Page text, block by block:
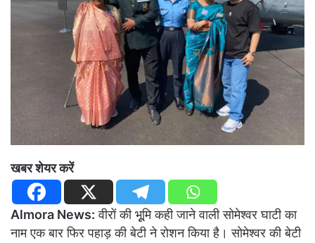
खबर शेयर करें
Almora News: वीरों की भूूमि कही जाने वाली सोमेश्वर घाटी का
नाम एक बार फिर पहाड़ की बेटी ने रोशन किया है। सोमेश्वर की बेटी